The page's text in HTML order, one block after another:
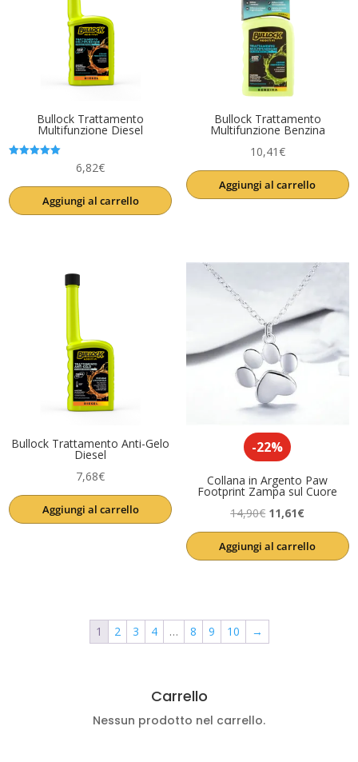
Bullock Trattamento
Multifunzione Diesel
6,82€
Aggiungi al carrello
Bullock Trattamento
Multifunzione Benzina
10,41€
Aggiungi al carrello
Bullock Trattamento Anti-Gelo
Diesel
7,68€
Aggiungi al carrello
-22%
Collana in Argento Paw
Footprint Zampa sul Cuore
14,90€ Il
prezzo
originale
11,61€Il
prezzo
attuale
Aggiungi al carrello
1 2 3 4 … 8 9 10 →
Carrello
Nessun prodotto nel carrello.